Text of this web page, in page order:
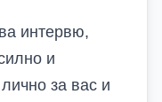
интервю,
и
за вас и